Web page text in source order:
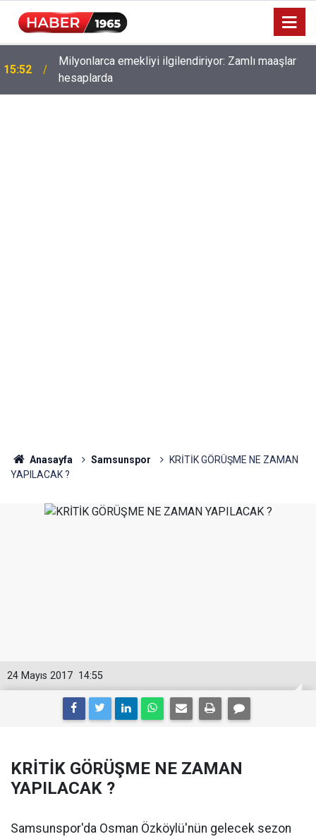
15:52
Milyonlarca emekliyi ilgilendiriyor: Zamlı maaşlar
hesaplarda
Anasayfa Samsunspor
KRİTİK GÖRÜŞME NE ZAMAN
YAPILACAK ?
14:55
24 Mayıs 2017
KRİTİK GÖRÜŞME NE ZAMAN
YAPILACAK ?
Samsunspor'da Osman Özköylü'nün gelecek sezon